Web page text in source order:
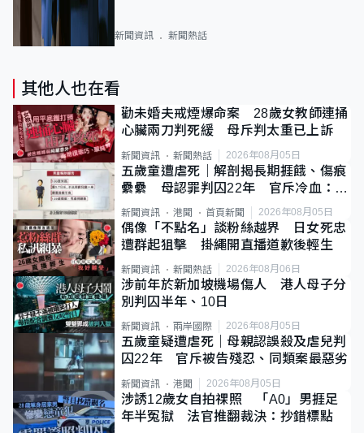
新聞資訊 新聞熱話
其他人也在看
勸未婚夫戒煙爆命案 28歲女教師連捅
心臟兩刀判死緩 母斥判太重已上訴
新聞資訊 新聞熱話 2026年08月05日
五歲童遭虐死｜解剖揭長期捱餓、傷痕
纍纍 母認罪判囚22年 官斥冷血：同
類案最惡劣
新聞資訊 港聞 首頁新聞 2026年08月05日
偶像「不點名」談粉絲越界 日女死忠
遭群起狙擊 掛繩開直播道歉後輕生
新聞資訊 新聞熱話 2026年08月06日
涉前年於新加坡機場傷人 港人母子分
別判囚半年、10日
新聞資訊 兩岸國際 2026年08月05日
五歲童疑遭虐死｜母親認誤殺及虐兒判
囚22年 官斥被告殘忍、同類案最惡劣
新聞資訊 港聞 2026年08月05日
涉誘12歲女自拍祼照 「A0」男捱足
年半冤獄 法官推翻裁決：抄錯標點